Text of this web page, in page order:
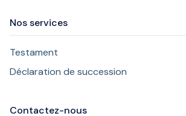
Nos services
Testament
Déclaration de succession
Contactez-nous